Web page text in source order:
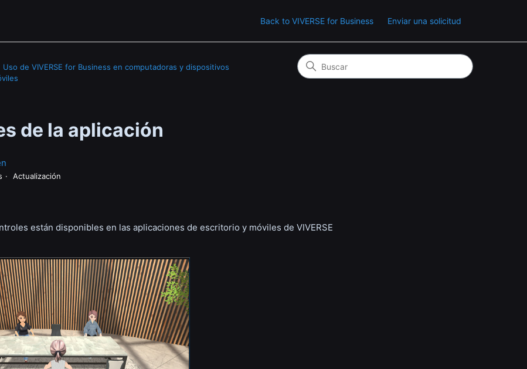
Back to VIVERSE for Business Enviar una solicitud
Uso de VIVERSE for Business en computadoras y dispositivos
de la aplicación
Actualización
están disponibles en las aplicaciones de escritorio y móviles de VIVERSE